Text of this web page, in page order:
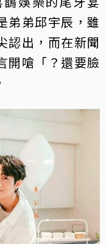
弟弟邱宇辰，雖
認出，而在新聞
開嗆「？還要臉